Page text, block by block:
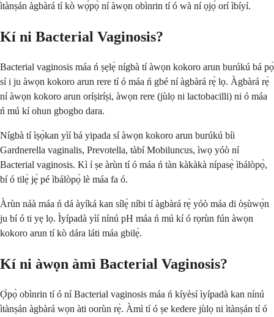
ìtànṣán àgbàrá tí kò wọ́pọ̀ ní àwọn obìnrin tí ó wà ní ọjọ́ orí ìbíyí.
Kí ni Bacterial Vaginosis?
Bacterial vaginosis máa ń ṣẹlẹ̀ nígbà tí àwọn kokoro arun burúkú bá pọ̀
sí i ju àwọn kokoro arun rere tí ó máa ń gbé ní àgbàrá rẹ̀ lọ. Àgbàrá rẹ̀
ní àwọn kokoro arun oríṣiríṣi, àwọn rere (jùlọ ni lactobacilli) ni ó máa
ń mú kí ohun gbogbo dara.
Nígbà tí ìṣọ̀kan yìí bá yipada sí àwọn kokoro arun burúkú bíi
Gardnerella vaginalis, Prevotella, tàbí Mobiluncus, ìwọ yóò ní
Bacterial vaginosis. Kì í ṣe àrùn tí ó máa ń tàn kàkàkà nípasẹ̀ ìbálòpọ̀,
bí ó tilẹ̀ jẹ́ pé ìbálòpọ̀ lè máa fa ó.
Àrùn náà máa ń dá àyíká kan sílẹ̀ níbi tí àgbàrá rẹ̀ yóò máa di òṣùwọ̀n
ju bí ó ti yẹ lọ. Ìyípadà yìí nínú pH máa ń mú kí ó rọrùn fún àwọn
kokoro arun tí kò dára láti máa gbilẹ̀.
Kí ni àwọn àmì Bacterial Vaginosis?
Ọ̀pọ̀ obìnrin tí ó ní Bacterial vaginosis máa ń kíyèsí ìyípadà kan nínú
ìtànṣán àgbàrá wọn àti oorùn rẹ̀. Àmì tí ó ṣe kedere jùlọ ni ìtànṣán tí ó